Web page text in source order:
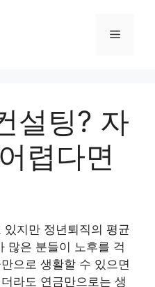
Menu
설팅? 자
렵다면
지만 정년퇴직의 평균
많은 분들이 노후를 걱
으로 생활할 수 있으면
라도 연금만으로는 생